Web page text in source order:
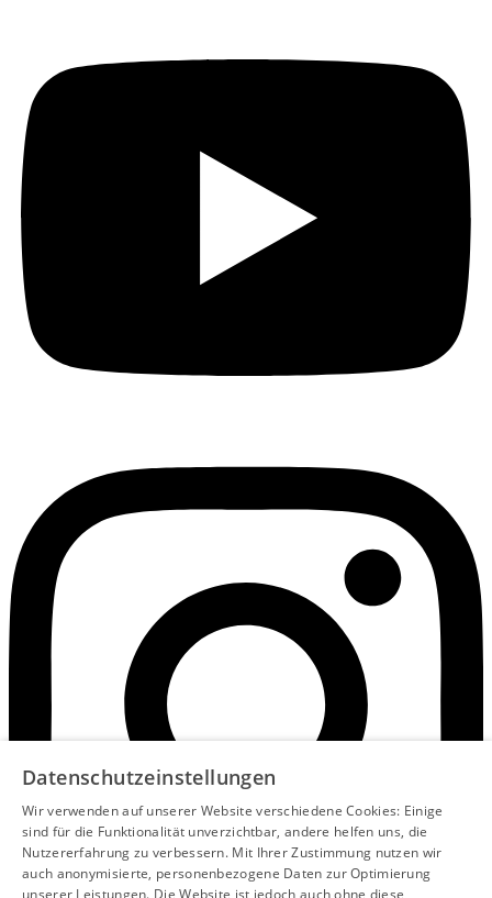
Datenschutzeinstellungen
Wir verwenden auf unserer Website verschiedene Cookies: Einige
sind für die Funktionalität unverzichtbar, andere helfen uns, die
Nutzererfahrung zu verbessern. Mit Ihrer Zustimmung nutzen wir
auch anonymisierte, personenbezogene Daten zur Optimierung
unserer Leistungen. Die Website ist jedoch auch ohne diese